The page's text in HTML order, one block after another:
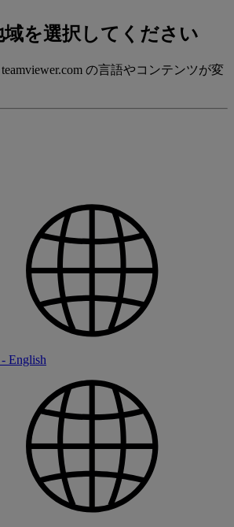
を選択してください
の言語やコンテンツが変
English